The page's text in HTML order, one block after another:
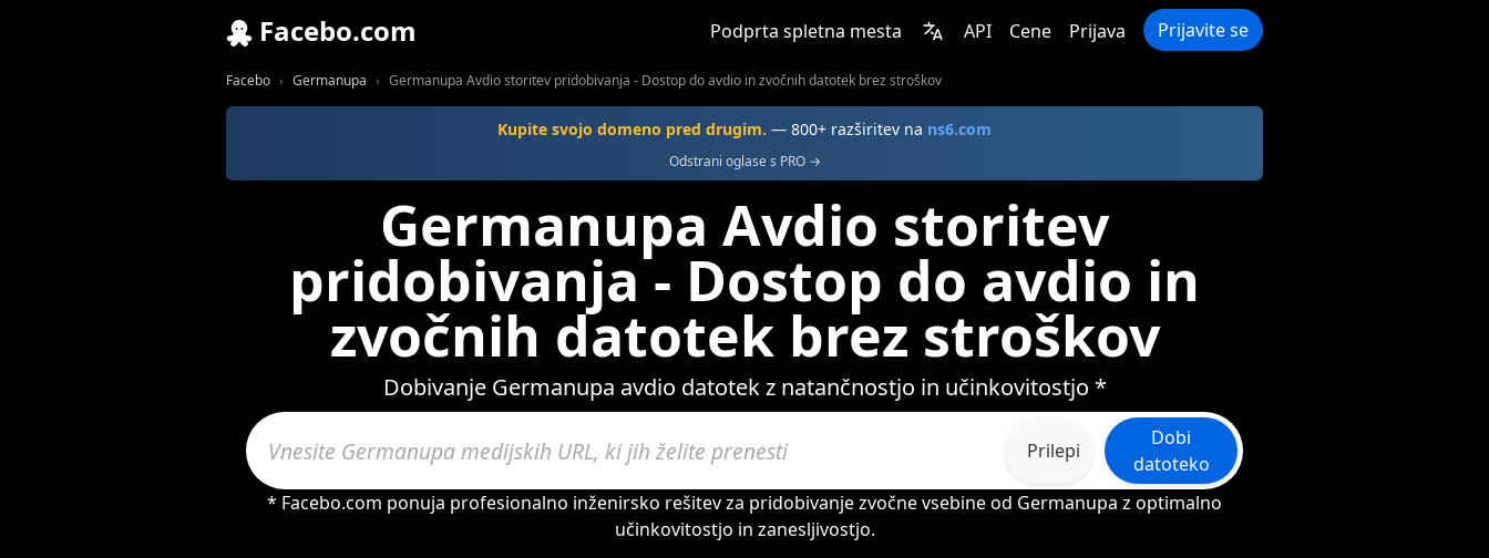
Facebo.com Podprta spletna mesta API Cene Prijava Prijavite se
Facebo Germanupa Germanupa Avdio storitev pridobivanja - Dostop do avdio in zvočnih datotek brez stroškov
Kupite svojo domeno pred drugim. — 800+ razširitev na ns6.com
Odstrani oglase s PRO →
Germanupa Avdio storitev
pridobivanja - Dostop do avdio in
zvočnih datotek brez stroškov
Dobivanje Germanupa avdio datotek z natančnostjo in učinkovitostjo *
Prilepi
Dobi
datoteko
* Facebo.com ponuja profesionalno inženirsko rešitev za pridobivanje zvočne vsebine od Germanupa z optimalno
učinkovitostjo in zanesljivostjo.